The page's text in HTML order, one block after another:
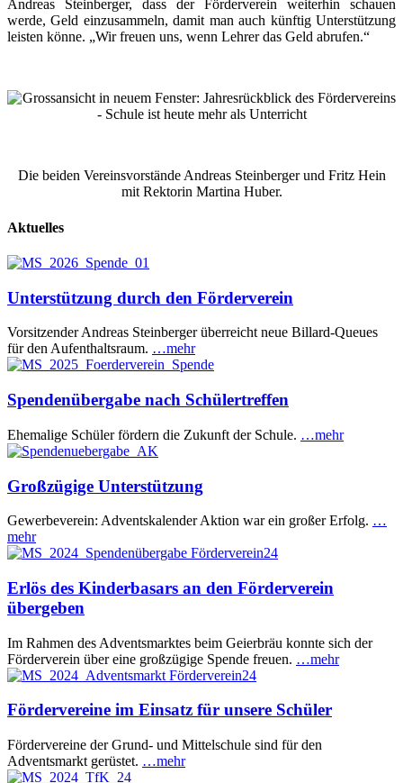
Andreas Steinberger, dass der Förderverein weiterhin schauen
werde, Geld einzusammeln, damit man auch künftig Unterstützung
leisten könne. „Wir freuen uns, wenn Lehrer das Geld abrufen.“
Die beiden Vereinsvorstände Andreas Steinberger und Fritz Hein
mit Rektorin Martina Huber.
Aktuelles
Unterstützung durch den Förderverein
Vorsitzender Andreas Steinberger überreicht neue Billard-Queues
für den Aufenthaltsraum. …mehr
Spendenübergabe nach Schülertreffen
Ehemalige Schüler fördern die Zukunft der Schule. …mehr
Großzügige Unterstützung
Gewerbeverein: Adventskalender Aktion war ein großer Erfolg. …
mehr
Erlös des Kinderbasars an den Förderverein
übergeben
Im Rahmen des Adventsmarktes beim Geierbräu konnte sich der
Förderverein über eine großzügige Spende freuen. …mehr
Fördervereine im Einsatz für unsere Schüler
Fördervereine der Grund- und Mittelschule sind für den
Adventsmarkt gerüstet. …mehr